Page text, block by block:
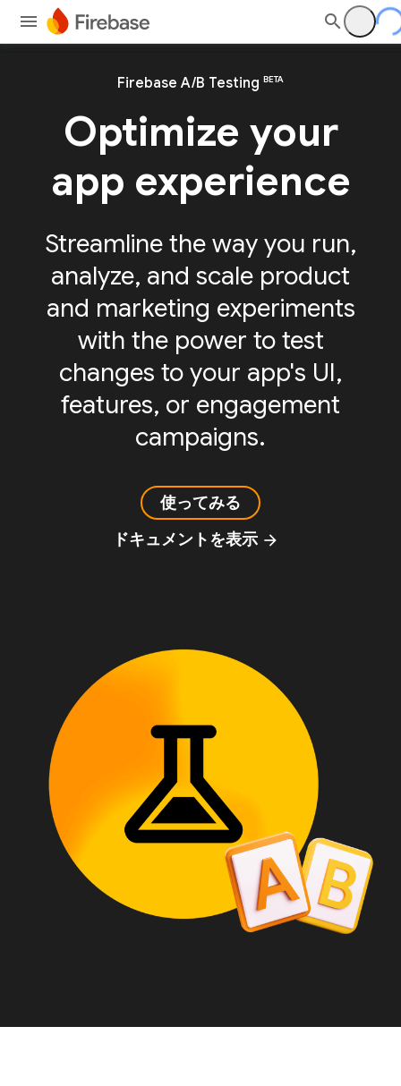
Firebase A/B Testing BETA
Optimize your
app experience
Streamline the way you run,
analyze, and scale product
and marketing experiments
with the power to test
changes to your app's UI,
features, or engagement
campaigns.
使ってみる
ドキュメントを表示 arrow_forward